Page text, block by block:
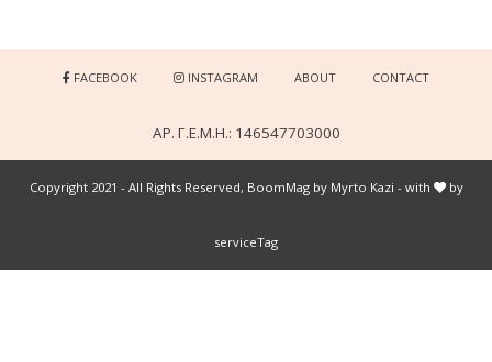
FACEBOOK INSTAGRAM ABOUT CONTACT
ΑΡ. Γ.Ε.Μ.Η.: 146547703000
Copyright 2021 - All Rights Reserved, BoomMag by Myrto Kazi - with by
serviceTag